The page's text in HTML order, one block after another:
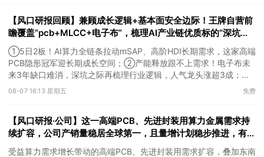
【风口研报回顾】兼顾成长逻辑+基本面安全边际！王牌自营前
瞻覆盖“pcb+MLCC+电子布”，梳理AI产业链优质标的“深坑起
跳”
①5日2板！AI算力全链条拉动mSAP、高阶HDI长期需求，这家高端
PCB隐形冠军迎长期成长空间；②产能释放跟不上需求！电子布未
来3年缺口难消，深坑之际再梳理行业逻辑，人气龙头涨超3成；
③AI服务器、机器人带动MLCC景气周期持续！这家公司扩产、涨
08-07 16:13 星期五 免费
【风口研报·公司】这一高端PCB、先进封装用算力金属需求持
续扩容，公司产销量稳居全球第一，且量增计划稳步推进，有望
充分受益价格上行
受益算力需求增长带动的高端PCB、先进封装用需求扩容，叠加东南